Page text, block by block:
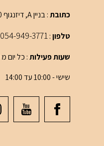
כתובת: בניין A, דיזנגוף 50, תל אביב יפו
טלפון:
054-949-3771
שעות פעילות: כל יום מ 10:00 עד 20:00
שישי - 10:00 עד 14:00